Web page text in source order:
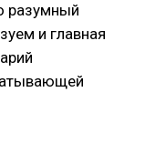
разумный
и главная